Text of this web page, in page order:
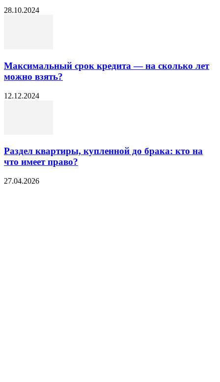
28.10.2024
Максимальный срок кредита — на сколько лет
можно взять?
12.12.2024
Раздел квартиры, купленной до брака: кто на
что имеет право?
27.04.2026